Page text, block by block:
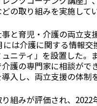
の取り組みを実施して
と育児・介護の両立支
には介護に関する情報
ュニティ」を設置した
護の専門家に相談がで
入し、両立支援の体制
組みが評価され、